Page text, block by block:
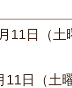
11日（
（土曜